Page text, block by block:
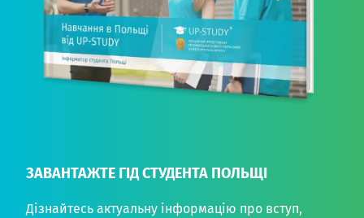
ЗАВАНТАЖТЕ ГІД СТУДЕНТА ПОЛЬЩІ
Дізнайтесь актуальну інформацію про вступ,